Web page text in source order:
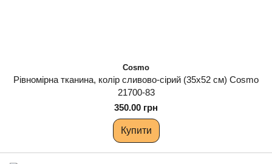
Cosmo
Рівномірна тканина, колір сливово-сірий (35х52 см) Cosmo
21700-83
350.00 грн
Купити